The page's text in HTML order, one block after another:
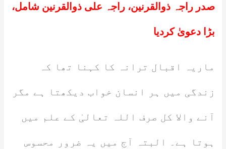
صدر راجہ ذوالقرنین، راجہ علی ذوالقرنین شامل،
بڑا دعویٰ کردیا
ماریہ اقبال ترانہ کا کہنا تھا کہ
زندگی میں ہر انسان خواب دیکھتا ہے مگر
آنے والا کل صرف اللہ تعالیٰ کے علم میں
ہوتا ہے۔ البتہ آج میں یہ ضرور محسوس